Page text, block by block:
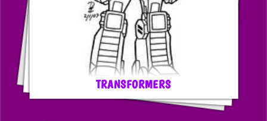
TRANSFORMERS